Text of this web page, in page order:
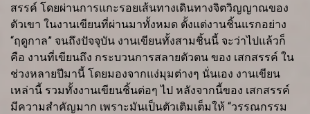
สรรค์ โดยผ่านการแกะรอยเส้นทางเดินทางจิตวิญญาณของ
ตัวเขา ในงานเขียนที่ผ่านมาทั้งหมด ตั้งแต่งานชิ้นแรกอย่าง
“ฤดูกาล” จนถึงปัจจุบัน งานเขียนทั้งสามชิ้นนี้ จะว่าไปแล้วก็
คือ งานที่เขียนถึง กระบวนการสลายตัวตน ของ เสกสรรค์ ใน
ช่วงหลายปีมานี้ โดยมองจากแง่มุมต่างๆ นั่นเอง งานเขียน
เหล่านี้ รวมทั้งงานเขียนชิ้นต่อๆ ไป หลังจากนี้ของ เสกสรรค์
มีความสำคัญมาก เพราะมันเป็นตัวเติมเต็มให้ “วรรณกรรม